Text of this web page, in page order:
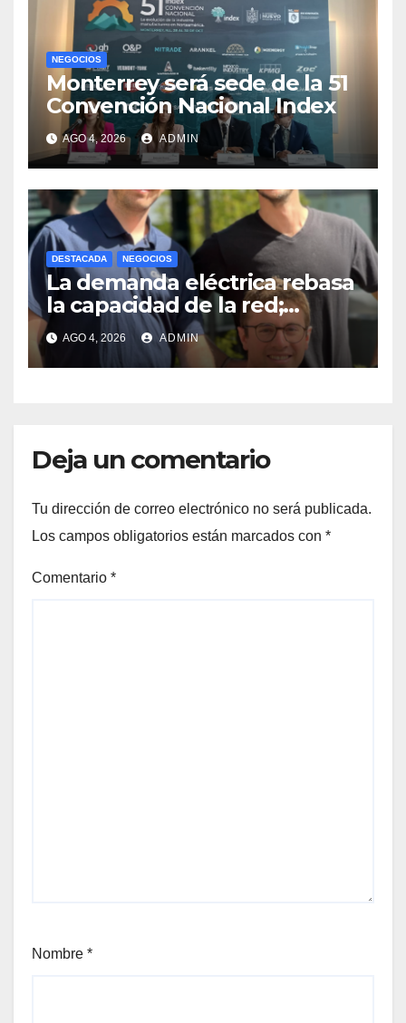
NEGOCIOS
Monterrey será sede de la 51
Convención Nacional Index
AGO 4, 2026 ADMIN
DESTACADA NEGOCIOS
La demanda eléctrica rebasa
la capacidad de la red;
buscan aliviarla con baterías
AGO 4, 2026 ADMIN
Deja un comentario
Tu dirección de correo electrónico no será publicada.
Los campos obligatorios están marcados con *
Comentario *
Nombre *